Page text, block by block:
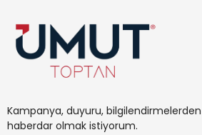
Kampanya, duyuru,
haberdar olmak istiyorum.